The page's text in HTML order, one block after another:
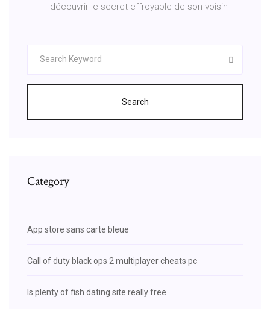
découvrir le secret effroyable de son voisin
Search
Category
App store sans carte bleue
Call of duty black ops 2 multiplayer cheats pc
Is plenty of fish dating site really free